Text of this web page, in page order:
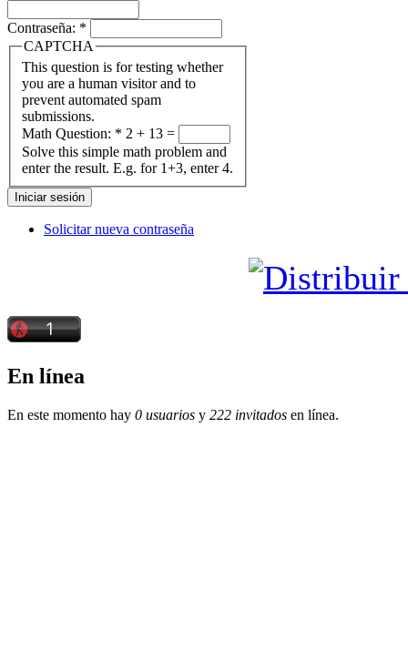
Contraseña: *
CAPTCHA
This question is for testing whether
you are a human visitor and to
prevent automated spam
submissions.
Math Question: * 2 + 13 =
Solve this simple math problem and
enter the result. E.g. for 1+3, enter 4.
Solicitar nueva contraseña
En línea
En este momento hay 0 usuarios y 222 invitados en línea.